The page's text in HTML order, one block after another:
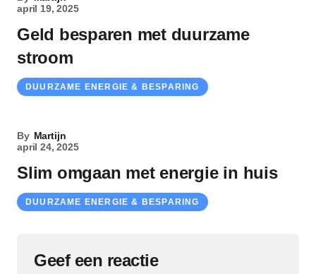
april 19, 2025
Geld besparen met duurzame
stroom
DUURZAME ENERGIE & BESPARING
By Martijn
april 24, 2025
Slim omgaan met energie in huis
DUURZAME ENERGIE & BESPARING
Geef een reactie